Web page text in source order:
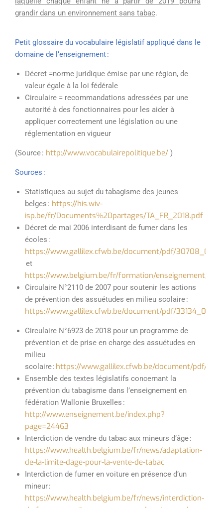
grandir dans un environnement sans tabac.
Petit glossaire du vocabulaire législatif appliqué dans le
domaine de l’enseignement :
Décret =norme juridique émise par une région, de
valeur égale à la loi fédérale
Circulaire = recommandations adressées par une
autorité à des fonctionnaires pour les aider à
appliquer correctement une législation ou une
réglementation en vigueur
(Source: http://www.vocabulairepolitique.be/ )
Sources :
Statistiques au sujet du tabagisme des jeunes
belges : https://his.wiv-
isp.be/fr/Documents%20partages/TA_FR_2018.pdf
Décret de mai 2006 interdisant de fumer dans les
écoles :
https://www.gallilex.cfwb.be/document/pdf/
et
https://www.belgium.be/fr/formation/enseignement/
Circulaire N°2110 de 2007 pour soutenir les actions
de prévention des assuétudes en milieu scolaire :
https://www.gallilex.cfwb.be/document/pdf/
Circulaire N°6923 de 2018 pour un programme de
prévention et de prise en charge des assuétudes en
milieu
scolaire: https://www.gallilex.cfwb.be/document/pdf/
Ensemble des textes législatifs concernant la
prévention du tabagisme dans l’enseignement en
fédération Wallonie Bruxelles :
http://www.enseignement.be/index.php?
page=24463
Interdiction de vendre du tabac aux mineurs d’âge :
https://www.health.belgium.be/fr/news/adaptation-
de-la-limite-dage-pour-la-vente-de-tabac
Interdiction de fumer en voiture en présence d’un
mineur :
https://www.health.belgium.be/fr/news/interdiction-